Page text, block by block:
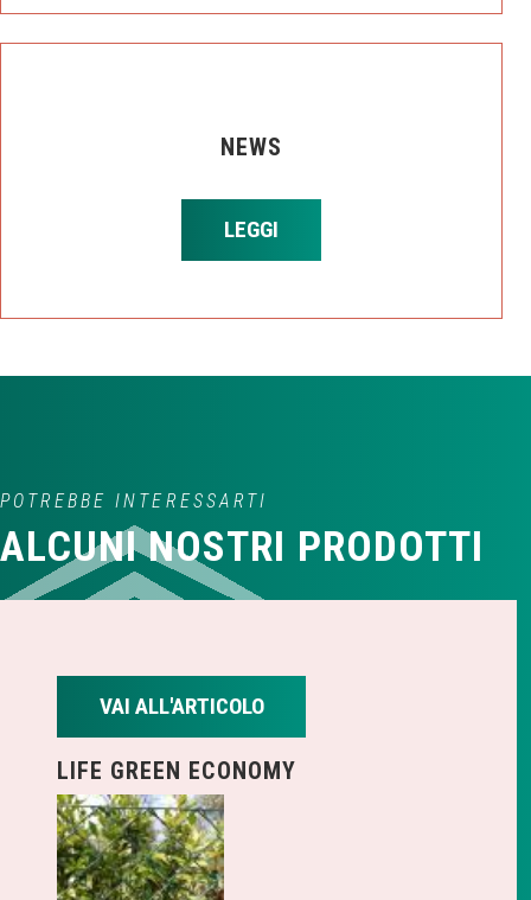
NEWS
LEGGI
POTREBBE INTERESSARTI
ALCUNI NOSTRI PRODOTTI
VAI ALL'ARTICOLO
LIFE GREEN ECONOMY